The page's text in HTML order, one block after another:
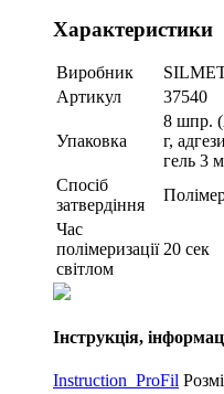
Характеристики
Виробник
Артикул
37540
Упаковка
8 шпр.
г,
гель 3
Спосіб
затвердіння
Час
полімеризації
світлом
20 сек
Інструкція,
Instruction_ProFil